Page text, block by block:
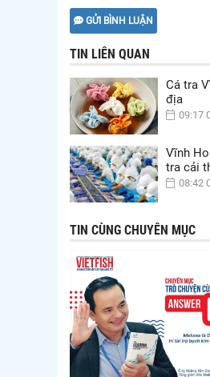
GỬI BÌNH LUẬN
TIN LIÊN QUAN
Cá tra
địa
09:17
Vĩnh
tra cải
08:42
TIN CÙNG CHUYÊN MỤC